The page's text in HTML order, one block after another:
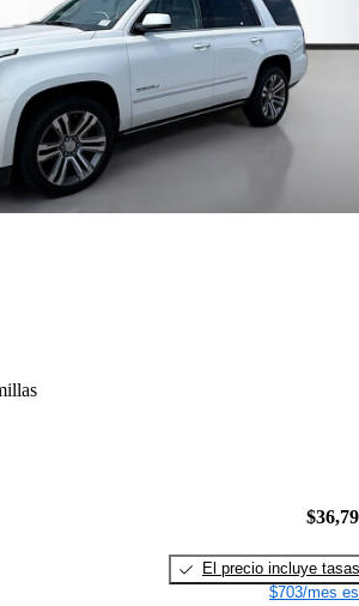
El precio incluye tasas
$703/mes